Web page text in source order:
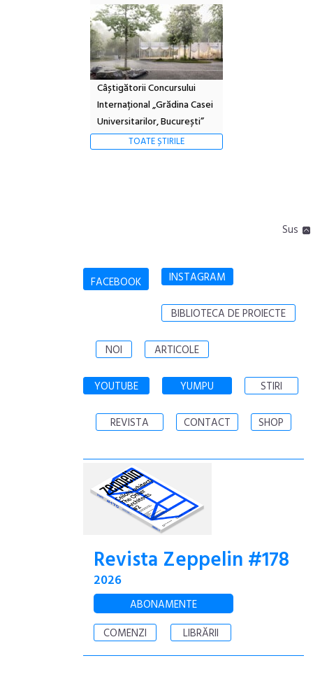
Câștigătorii Concursului
Internațional „Grădina Casei
Universitarilor, București”
TOATE ȘTIRILE
Sus
FACEBOOK INSTAGRAM
BIBLIOTECA DE PROIECTE
NOI ARTICOLE
YOUTUBE YUMPU STIRI
REVISTA CONTACT SHOP
Revista Zeppelin #178
2026
ABONAMENTE
COMENZI
LIBRĂRII